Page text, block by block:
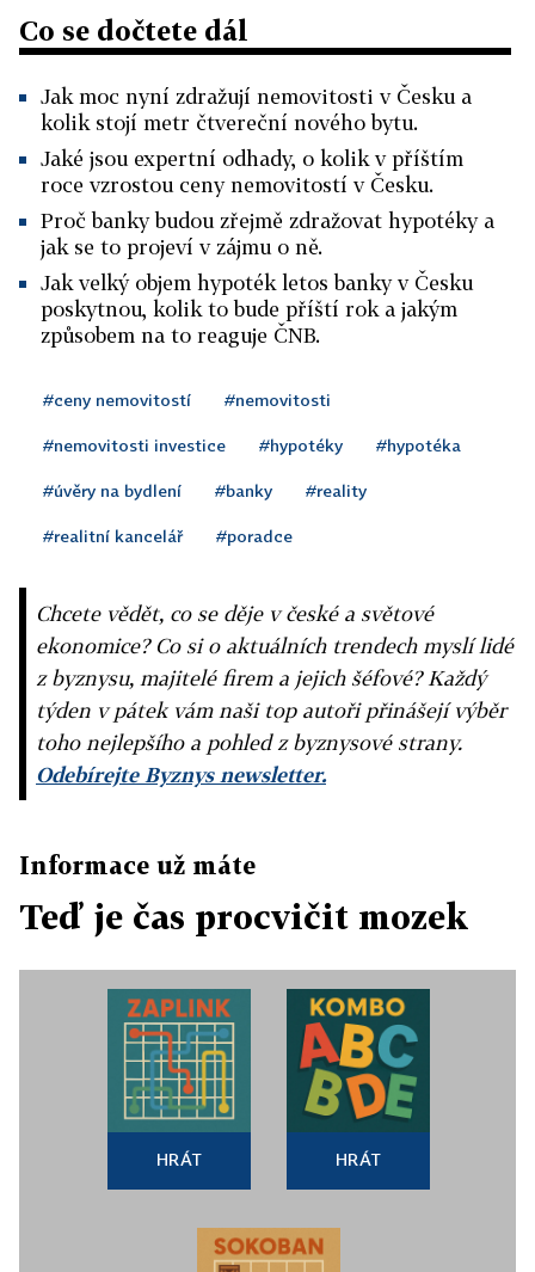
Co se dočtete dál
Jak moc nyní zdražují nemovitosti v Česku a
kolik stojí metr čtvereční nového bytu.
Jaké jsou expertní odhady, o kolik v příštím
roce vzrostou ceny nemovitostí v Česku.
Proč banky budou zřejmě zdražovat hypotéky a
jak se to projeví v zájmu o ně.
Jak velký objem hypoték letos banky v Česku
poskytnou, kolik to bude příští rok a jakým
způsobem na to reaguje ČNB.
#ceny nemovitostí #nemovitosti
#nemovitosti investice #hypotéky #hypotéka
#úvěry na bydlení #banky #reality
#realitní kancelář #poradce
Chcete vědět, co se děje v české a světové
ekonomice? Co si o aktuálních trendech myslí lidé
z byznysu, majitelé firem a jejich šéfové? Každý
týden v pátek vám naši top autoři přinášejí výběr
toho nejlepšího a pohled z byznysové strany.
Odebírejte Byznys newsletter.
Informace už máte
Teď je čas procvičit mozek
HRÁT HRÁT